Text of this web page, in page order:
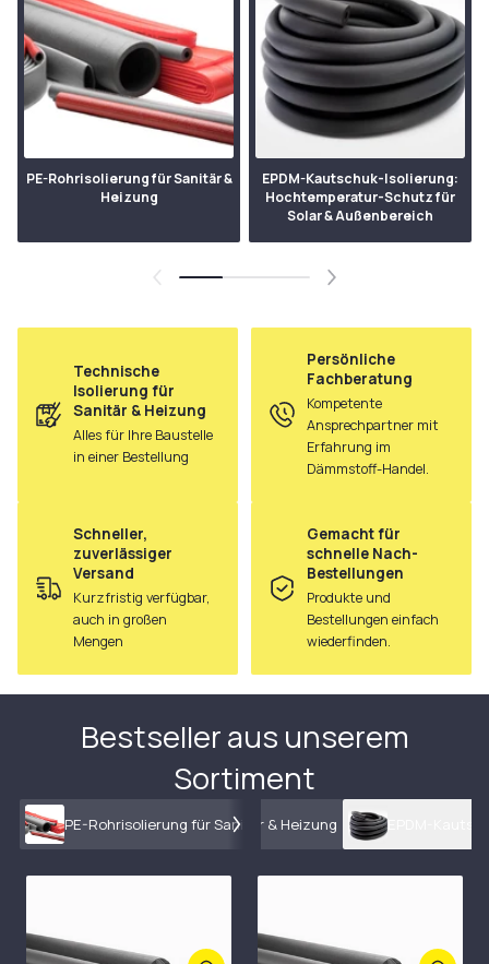
PE-Rohrisolierung für Sanitär &
Heizung
EPDM-Kautschuk-Isolierung:
Hochtemperatur-Schutz für
Solar & Außenbereich
Technische
Isolierung für
Sanitär & Heizung
Alles für Ihre Baustelle
in einer Bestellung
Persönliche
Fachberatung
Kompetente
Ansprechpartner mit
Erfahrung im
Dämmstoff-Handel.
Schneller,
zuverlässiger
Versand
Kurzfristig verfügbar,
auch in großen
Mengen
Gemacht für
schnelle Nach-
Bestellungen
Produkte und
Bestellungen einfach
wiederfinden.
Bestseller aus unserem
Sortiment
PE-Rohrisolierung für Sanitär & Heizung